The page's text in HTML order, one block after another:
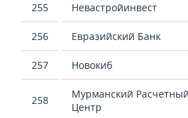
255 Невастройинвест
256 Евразийский Банк
257 Новокиб
258
Мурманский Расчетный
Центр